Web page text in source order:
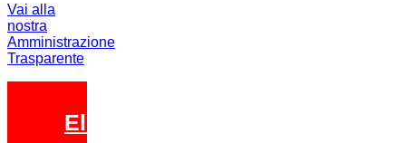
Vai alla
nostra
Amministrazione
Trasparente
Elezioni 2026